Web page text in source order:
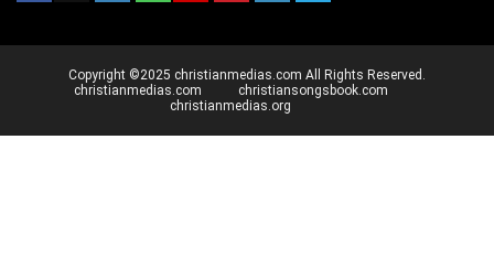
Copyright ©2025 christianmedias.com All Rights Reserved.
christianmedias.com
christiansongsbook.com
christianmedias.org